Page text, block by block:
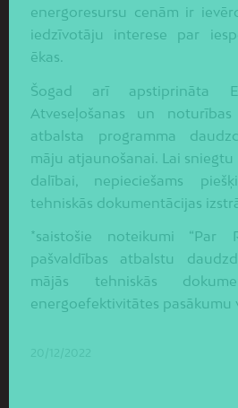
energoresursu cenām ir
iedzīvotāju interese par
ēkas.
Šogad arī apstiprināta
Atveseļošanas un
atbalsta programma
māju atjaunošanai. Lai
dalībai, nepieciešams
tehniskās dokumentācijas
*saistošie noteikumi “Par
pašvaldības atbalstu
mājās tehniskās
energoefektivitātes pasākumu